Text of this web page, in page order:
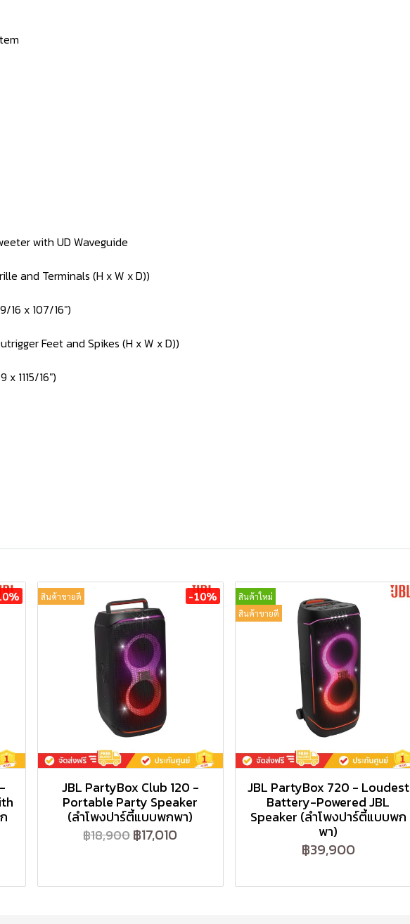
with UD Waveguide
and Terminals (H x W x D))
16 x 107/16")
Feet and Spikes (H x W x D))
1115/16")
สินค้าขายดี -10%
JBL PartyBox Club 120 -
Portable Party Speaker
(ลำโพงปาร์ตี้แบบพกพา)
฿18,900฿17,010
สินค้าใหม่
สินค้าขายดี
JBL PartyBox 720 - Loudest
Battery-Powered JBL
Speaker (ลำโพงปาร์ตี้แบบพก
พา)
฿39,900